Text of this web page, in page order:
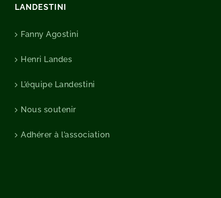
LANDESTINI
Fanny Agostini
Henri Landes
L’équipe Landestini
Nous soutenir
Adhérer à l’association